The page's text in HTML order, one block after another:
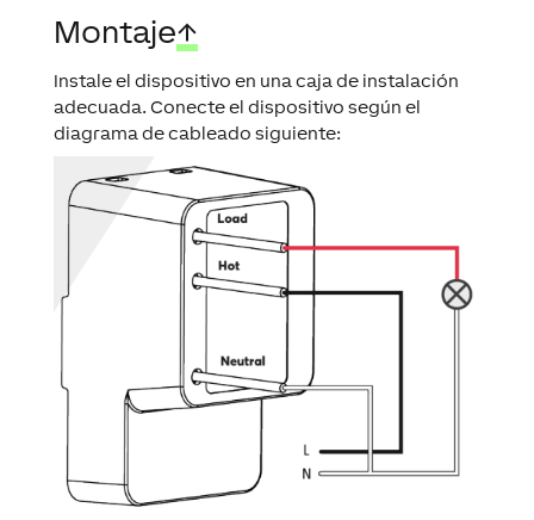
Montaje↑
Instale el dispositivo en una caja de instalación
adecuada. Conecte el dispositivo según el
diagrama de cableado siguiente: